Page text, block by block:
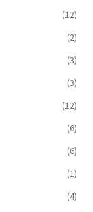
(12)
(2)
(3)
(3)
(12)
(6)
(6)
(1)
(4)